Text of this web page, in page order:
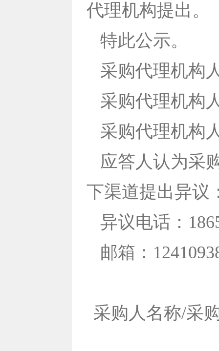
代理机构提出。
特此公示。
采购代理机构
采购代理机构
采购代理机构
应答人认为采
下渠道提出异议
异议电话：
邮箱：
采购人名称/采